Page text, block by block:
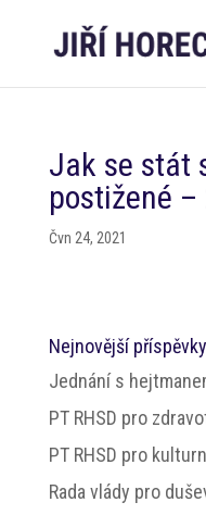
Jak se stát
postižené
Čvn 24, 2021
Nejnovější příspěvky
Jednání s
PT RHSD pro
PT RHSD pro
Rada vlády pro